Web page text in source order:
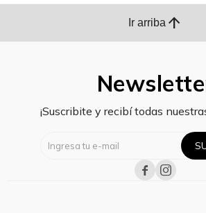
Ir arriba arrow_upward
¡Suscribite y recibí todas
 